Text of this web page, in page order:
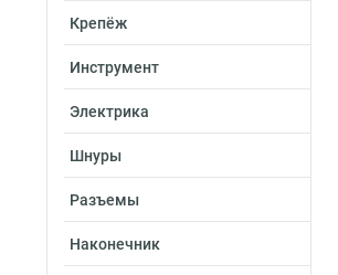
Крепёж
Инструмент
Электрика
Шнуры
Разъемы
Наконечник